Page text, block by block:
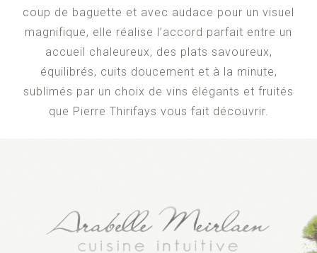
coup de baguette et avec audace pour un visuel
magnifique, elle réalise l’accord parfait entre un
accueil chaleureux, des plats savoureux,
équilibrés, cuits doucement et à la minute,
sublimés par un choix de vins élégants et fruités
que Pierre Thirifays vous fait découvrir.